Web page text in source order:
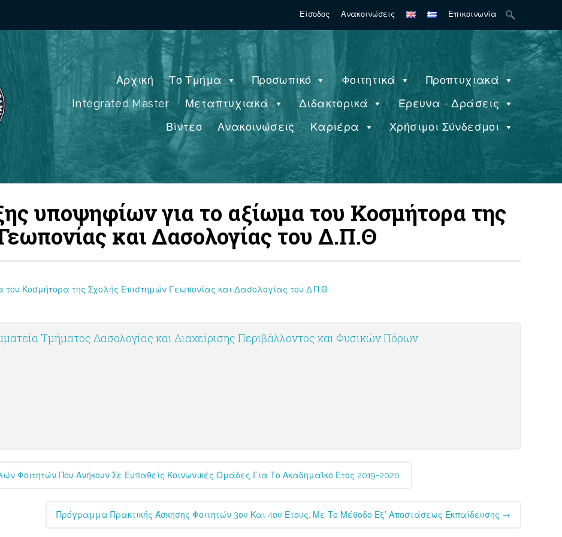
Είσοδος Ανακοινώσεις Επικοινωνία
Search
for:
Αρχική Το Τμήμα Προσωπικό Φοιτητικά
Προπτυχιακά
Integrated Master
Μεταπτυχιακά Διδακτορικά
Έρευνα - Δράσεις
Βίντεο
Ανακοινώσεις Καριέρα Χρήσιμοι Σύνδεσμοι
υποψηφίων για το αξίωμα του Κοσμήτορα της
και Δασολογίας του Δ.Π.Θ
Κοσμήτορα της Σχολής Επιστημών Γεωπονίας και Δασολογίας του Δ.Π.Θ
Τμήματος Δασολογίας και Διαχείρισης Περιβάλλοντος και Φυσικών Πόρων
Φοιτητών Που Ανήκουν Σε Ευπαθείς Κοινωνικές Ομάδες Για Το Ακαδημαϊκό Έτος 2019-2020.
Πρόγραμμα Πρακτικής Άσκησης Φοιτητών 3ου Και 4ου Έτους, Με Το Μέθοδο Εξ’ Αποστάσεως Εκπαίδευσης →